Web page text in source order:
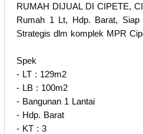
RUMAH DIJUAL DI CIPETE,
Rumah 1 Lt, Hdp. Barat,
Strategis dlm komplek MPR
Spek
- LT : 129m2
- LB : 100m2
- Bangunan 1 Lantai
- Hdp. Barat
- KT : 3